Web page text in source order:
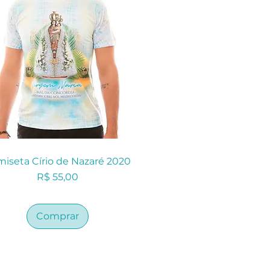
Círio de Nazaré 2020
Preço
R$ 55,00
Comprar